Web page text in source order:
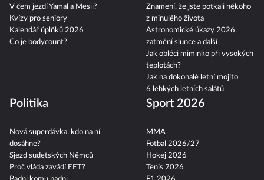
V čem jezdí Yamal a Mesii?
Kvízy pro seniory
Kalendář úplňků 2026
Co je bodycount?
Znamení, že jste potkali někoho
z minulého života
Astronomické úkazy 2026:
zatmění slunce a další
Jak obléci miminko při vysokých
teplotách?
Jak na dokonalé letní mojito
6 lehkých letních salátů
Politika
Nová superdávka: kdo na ní
dosáhne?
Sjezd sudetských Němců
Proč vláda zavádí EET?
Sport 2026
MMA
Fotbal 2026/27
Hokej 2026
Tenis 2026